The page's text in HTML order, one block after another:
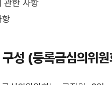
관한 사항
성 (등록금심의위